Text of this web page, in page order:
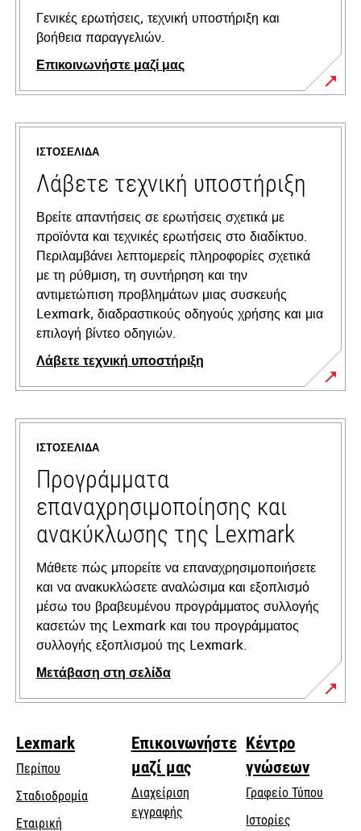
Γενικές ερωτήσεις, τεχνική υποστήριξη και
βοήθεια παραγγελιών.
Επικοινωνήστε μαζί μας
ΙΣΤΟΣΕΛΊΔΑ
Λάβετε τεχνική υποστήριξη
Βρείτε απαντήσεις σε ερωτήσεις σχετικά με
προϊόντα και τεχνικές ερωτήσεις στο διαδίκτυο.
Περιλαμβάνει λεπτομερείς πληροφορίες σχετικά
με τη ρύθμιση, τη συντήρηση και την
αντιμετώπιση προβλημάτων μιας συσκευής
Lexmark, διαδραστικούς οδηγούς χρήσης και μια
επιλογή βίντεο οδηγιών.
Λάβετε τεχνική υποστήριξη
opens
in
new
tab
ΙΣΤΟΣΕΛΊΔΑ
Προγράμματα
επαναχρησιμοποίησης και
ανακύκλωσης της Lexmark
Μάθετε πώς μπορείτε να επαναχρησιμοποιήσετε
και να ανακυκλώσετε αναλώσιμα και εξοπλισμό
μέσω του βραβευμένου προγράμματος συλλογής
κασετών της Lexmark και του προγράμματος
συλλογής εξοπλισμού της Lexmark.
Μετάβαση στη σελίδα
Lexmark
Περίπου
Σταδιοδρομία
Εταιρική
Επικοινωνήστε
μαζί μας
Διαχείριση
εγγραφής
Κέντρο
γνώσεων
Γραφείο Τύπου
Ιστορίες